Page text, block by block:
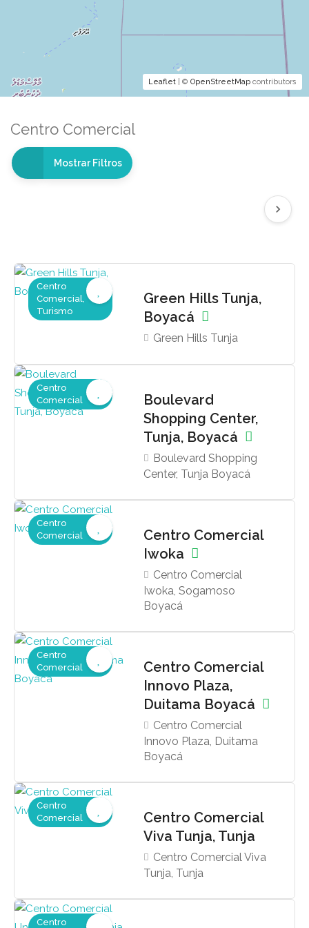
Centro Comercial
Mostrar Filtros
Centro
Comercial,
Turismo
Green Hills Tunja,
Boyacá
Green Hills Tunja
Centro
Comercial
Boulevard
Shopping Center,
Tunja, Boyacá
Boulevard Shopping
Center, Tunja Boyacá
Centro
Comercial
Centro Comercial
Iwoka
Centro Comercial
Iwoka, Sogamoso
Boyacá
Centro
Comercial
Centro Comercial
Innovo Plaza,
Duitama Boyacá
Centro Comercial
Innovo Plaza, Duitama
Boyacá
Centro
Comercial
Centro Comercial
Viva Tunja, Tunja
Centro Comercial Viva
Tunja, Tunja
Centro
Leaflet | © OpenStreetMap contributors